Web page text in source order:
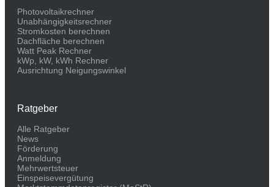
Photovoltaikrechner
Unabhängigkeitsrechner
Stromkosten berechnen
Dachfläche berechnen
Watt Peak Rechner
kWp, kW, kWh Rechner
Ausrichtung Neigungswinkel
Ratgeber
Alle Ratgeber
News
Förderung
Anmeldung
Mehrwertsteuer
Einspeisevergütung